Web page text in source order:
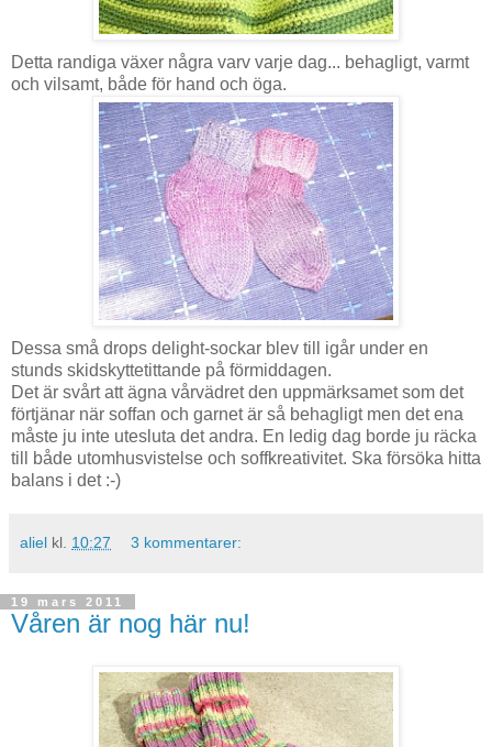
Detta randiga växer några varv varje dag... behagligt, varmt
och vilsamt, både för hand och öga.
Dessa små drops delight-sockar blev till igår under en
stunds skidskyttetittande på förmiddagen.
Det är svårt att ägna vårvädret den uppmärksamet som det
förtjänar när soffan och garnet är så behagligt men det ena
måste ju inte utesluta det andra. En ledig dag borde ju räcka
till både utomhusvistelse och soffkreativitet. Ska försöka hitta
balans i det :-)
aliel kl. 10:27 3 kommentarer:
19 mars 2011
Våren är nog här nu!